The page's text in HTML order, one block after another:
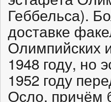
Геббельса).
доставке
Олимпийских
1948 году, но
1952 году
Осло, причём